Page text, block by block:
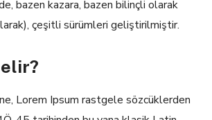
bazen kazara, bazen bilinçli olarak
çeşitli sürümleri geliştirilmiştir.
Lorem Ipsum rastgele sözcüklerden